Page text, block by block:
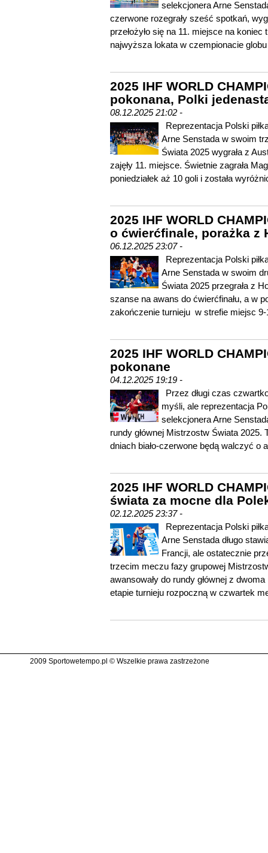
selekcjonera Arne
czerwone rozegrały sześć spotkań,
przełożyło się na 11. miejsce na
najwyższa lokata w czempionacie
2025 IHF WORLD
pokonana, Polki
08.12.2025 21:02 -
Reprezentacja Polski
Arne Senstada w swoim
Świata 2025 wygrała z
zajęły 11. miejsce. Świetnie zagrała
poniedziałek aż 10 goli i została
2025 IHF WORLD
o ćwierćfinale, porażka z
06.12.2025 23:07 -
Reprezentacja Polski
Arne Senstada w swoim
Świata 2025 przegrała z
szanse na awans do ćwierćfinału, a w
zakończenie turnieju w strefie miejsc 9-
2025 IHF WORLD
pokonane
04.12.2025 19:19 -
Przez długi czas
myśli, ale reprezentacja
selekcjonera Arne
rundy głównej Mistrzostw Świata
dniach biało-czerwone będą walczyć o
2025 IHF WORLD
świata za mocne dla
02.12.2025 23:37 -
Reprezentacja Polski
Arne Senstada długo
Francji, ale ostatecznie
trzecim meczu fazy grupowej
awansowały do rundy głównej z
etapie turnieju rozpoczną w czwartek
2009 Sportowetempo.pl © Wszelkie prawa zastrzeżone